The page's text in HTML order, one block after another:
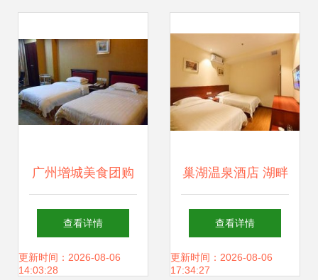
广州增城美食团购
_360团购导航
查看详情
更新时间：2026-08-06
14:03:28
巢湖温泉酒店 湖畔
逸境的疗愈之旅
查看详情
更新时间：2026-08-06
17:34:27